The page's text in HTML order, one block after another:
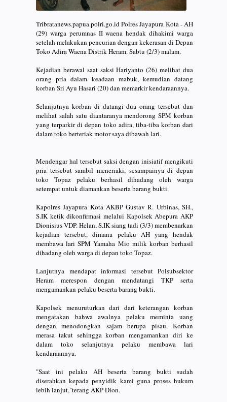
Tribratanews.papua.polri.go.id Polres Jayapura Kota - AH
(29) warga perumnas II waena hendak dihakimi warga
setelah melakukan pencurian dengan kekerasan di Depan
Toko Adira Waena Distrik Heram. Sabtu (2/3) malam.
Kejadian berawal saat saksi Hariyanto (26) melihat dua
orang pria dalam keadaan mabuk, kemudian datang
korban Sri Ayu Hasari (20) dan memarkir kendaraannya.
Selanjutnya korban di datangi dua orang tersebut dan
melihat salah satu diantaranya mendorong SPM korban
yang terparkir di depan toko adira, tiba-tiba korban dari
dalam toko berteriak motor saya dibawah lari.
Mendengar hal tersebut saksi dengan inisiatif mengikuti
pria tersebut sambil meneriaki, sesampainya di depan
toko Topaz pelaku berhasil dihadang oleh warga
setempat untuk diamankan beserta barang bukti.
Kapolres Jayapura Kota AKBP Gustav R. Urbinas, SH.,
S.IK ketik dikonfirmasi melalui Kapolsek Abepura AKP
Dionisius VDP. Helan, S.IK siang tadi (3/3) membenarkan
kejadian tersebut, dimana pelaku AH yang hendak
membawa lari SPM Yamaha Mio milik korban berhasil
dihadang oleh warga di depan toko Topaz.
Lanjutnya mendapat informasi tersebut Polsubsektor
Heram merespon dengan mendatangi TKP serta
mengamankan pelaku beserta barang bukti.
Kapolsek menuruturkan dari dari keterangan korban
mengatakan bahwa awalnya pelaku meminta uang
dengan menodongkan sajam berupa pisau. Korban
merasa takut sehingga korban mengamankan diri ke
dalam toko selanjutnya pelaku membawa lari
kendaraannya.
"Saat ini pelaku AH beserta barang bukti sudah
diserahkan kepada penyidik kami guna proses hukum
lebih lanjut,"terang AKP Dion.